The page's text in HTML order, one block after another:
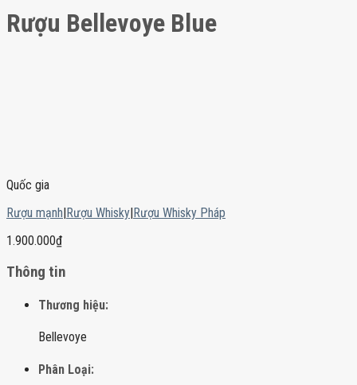
Rượu Bellevoye Blue
Quốc gia
Rượu mạnh|Rượu Whisky|Rượu Whisky Pháp
1.900.000₫
Thông tin
Thương hiệu:
Bellevoye
Phân Loại: